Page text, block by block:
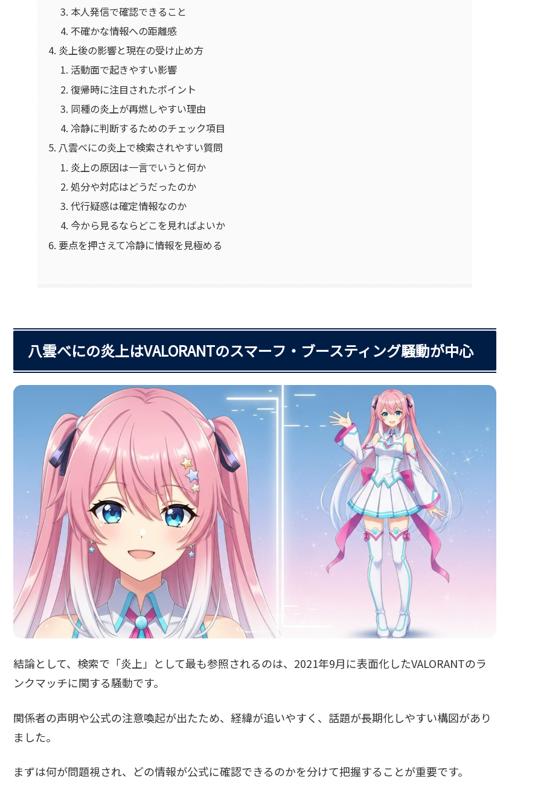
本人発信で確認できること
不確かな情報への距離感
炎上後の影響と現在の受け止め方
活動面で起きやすい影響
復帰時に注目されたポイント
同種の炎上が再燃しやすい理由
冷静に判断するためのチェック項目
八雲べにの炎上で検索されやすい質問
炎上の原因は一言でいうと何か
処分や対応はどうだったのか
代行疑惑は確定情報なのか
今から見るならどこを見ればよいか
要点を押さえて冷静に情報を見極める
八雲べにの炎上はVALORANTのスマーフ・ブースティング騒動が中心
結論として、検索で「炎上」として最も参照されるのは、2021年9月に表面化したVALORANTのラ
ンクマッチに関する騒動です。
関係者の声明や公式の注意喚起が出たため、経緯が追いやすく、話題が長期化しやすい構図があり
ました。
まずは何が問題視され、どの情報が公式に確認できるのかを分けて把握することが重要です。